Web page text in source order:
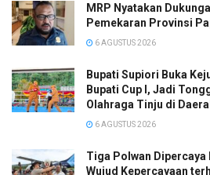
MRP Nyatakan
Pemekaran Provinsi
6 AGUSTUS 2026
Bupati Supiori Buka
Bupati Cup I, Jadi
Olahraga Tinju di
6 AGUSTUS 2026
Tiga Polwan
Wujud Kepercayaan